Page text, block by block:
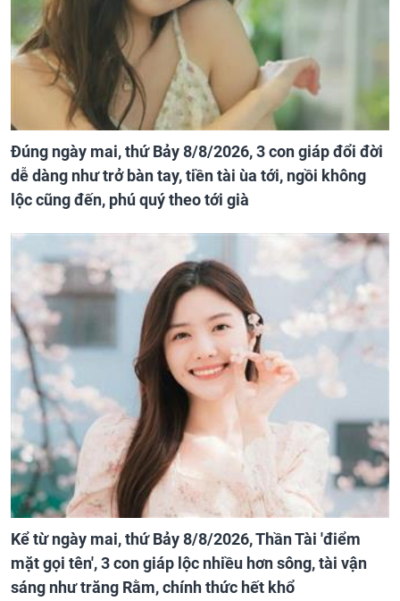
Đúng ngày mai, thứ Bảy 8/8/2026, 3 con giáp đổi đời
dễ dàng như trở bàn tay, tiền tài ùa tới, ngồi không
lộc cũng đến, phú quý theo tới già
Kể từ ngày mai, thứ Bảy 8/8/2026, Thần Tài 'điểm
mặt gọi tên', 3 con giáp lộc nhiều hơn sông, tài vận
sáng như trăng Rằm, chính thức hết khổ